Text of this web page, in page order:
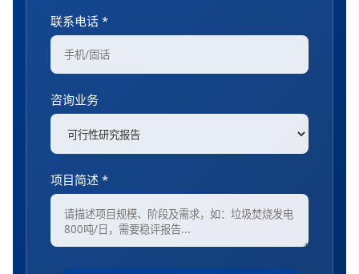
联系电话 *
咨询业务
项目简述 *